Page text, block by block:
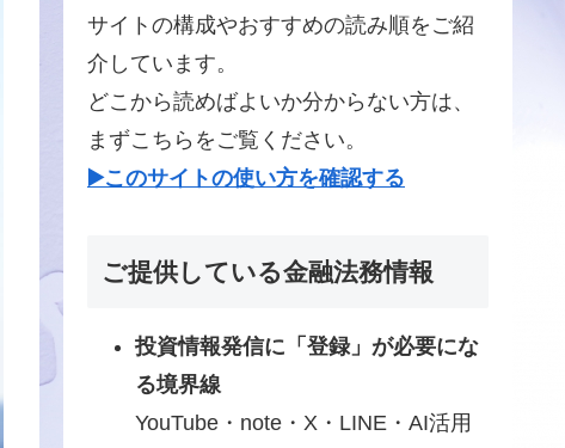
サイトの構成やおすすめの読み順をご紹
介しています。
どこから読めばよいか分からない方は、
まずこちらをご覧ください。
▶️このサイトの使い方を確認する
ご提供している金融法務情報
投資情報発信に「登録」が必要にな
る境界線
YouTube・note・X・LINE・AI活用